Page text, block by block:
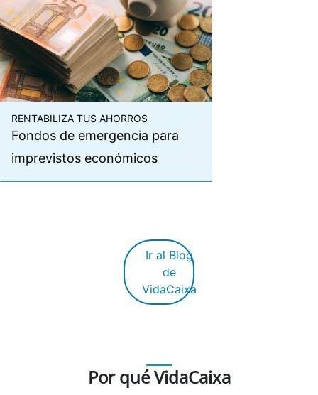
RENTABILIZA TUS AHORROS
Fondos de emergencia para
imprevistos económicos
Ir al Blog
de
VidaCaixa
Por qué VidaCaixa